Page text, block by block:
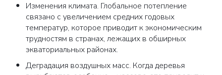
Изменения климата. Глобальное потепление
связано с увеличением средних годовых
температур, которое приводит к экономическим
трудностям в странах, лежащих в обширных
экваториальных районах.
Деградация воздушных масс. Когда деревья